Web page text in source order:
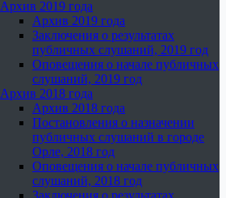
Архив 2019 года
Архив 2019 года
Заключения о результатах
публичных слушаний, 2019 год
Оповещения о начале публичных
слушаний, 2019 год
Архив 2018 года
Архив 2018 года
Постановления о назначении
публичных слушаний в городе
Орле, 2018 год
Оповещения о начале публичных
слушаний, 2018 год
Заключения о результатах